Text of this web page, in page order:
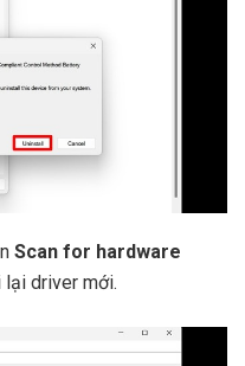
Scan for hardware
lại driver mới.